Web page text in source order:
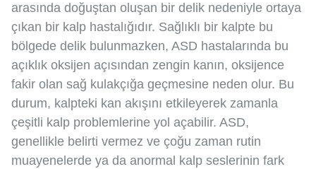
arasında doğuştan oluşan bir delik nedeniyle ortaya
çıkan bir kalp hastalığıdır. Sağlıklı bir kalpte bu
bölgede delik bulunmazken, ASD hastalarında bu
açıklık oksijen açısından zengin kanın, oksijence
fakir olan sağ kulakçığa geçmesine neden olur. Bu
durum, kalpteki kan akışını etkileyerek zamanla
çeşitli kalp problemlerine yol açabilir. ASD,
genellikle belirti vermez ve çoğu zaman rutin
muayenelerde ya da anormal kalp seslerinin fark